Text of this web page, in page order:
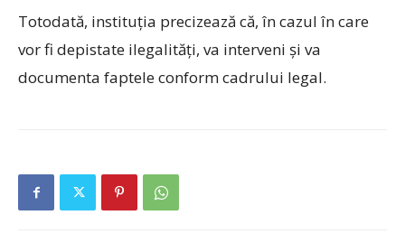
Totodată, instituția precizează că, în cazul în care
vor fi depistate ilegalități, va interveni și va
documenta faptele conform cadrului legal.